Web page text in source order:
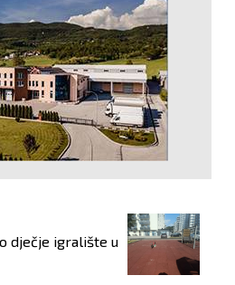
dječje igralište u